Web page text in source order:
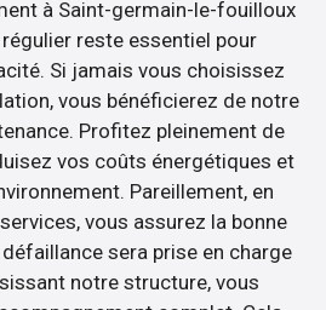
à Saint-germain-le-fouilloux
régulier reste essentiel pour
Si jamais vous choisissez
vous bénéficierez de notre
Profitez pleinement de
vos coûts énergétiques et
Pareillement, en
vous assurez la bonne
sera prise en charge
notre structure, vous